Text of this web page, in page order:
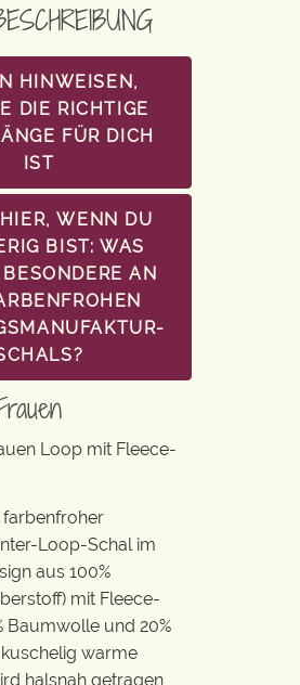
HINWEISEN,
DIE RICHTIGE
FÜR DICH
IST
WENN DU
BIST: WAS
AN
Loop mit Fleece-
Loop-Schal im
aus 100%
mit Fleece-
Baumwolle und 20%
warme
halsnah getragen